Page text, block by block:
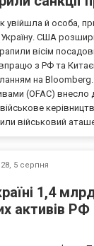
увійшла й особа,
Україну. США
вісім
з РФ та
на
(OFAC) внесло
військовий
5 серпня
1,4
активів РФ